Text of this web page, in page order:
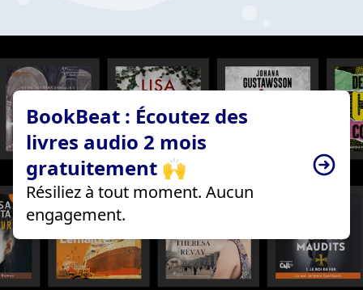
BookBeat : Écoutez des
livres audio 2 mois
gratuitement 🙌
Résiliez à tout moment. Aucun
engagement.